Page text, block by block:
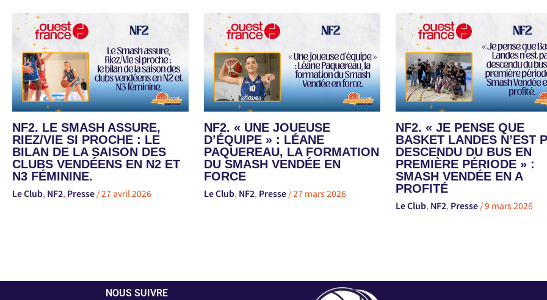
NF2. LE SMASH ASSURE,
RIEZ/VIE SI PROCHE : LE
BILAN DE LA SAISON DES
CLUBS VENDÉENS EN N2 ET
N3 FÉMININE.
Le Club, NF2, Presse /27 avril 2026
NF2. « UNE JOUEUSE
D’ÉQUIPE » : LÉANE
PAQUEREAU, LA FORMATION
DU SMASH VENDÉE EN
FORCE
Le Club, NF2, Presse /27 mars 2026
NF2. « JE PENSE QUE
BASKET LANDES N’EST
DESCENDU DU BUS EN
PREMIÈRE PÉRIODE » :
SMASH VENDÉE EN A
PROFITÉ
Le Club, NF2, Presse /9 mars 2026
NOUS SUIVRE